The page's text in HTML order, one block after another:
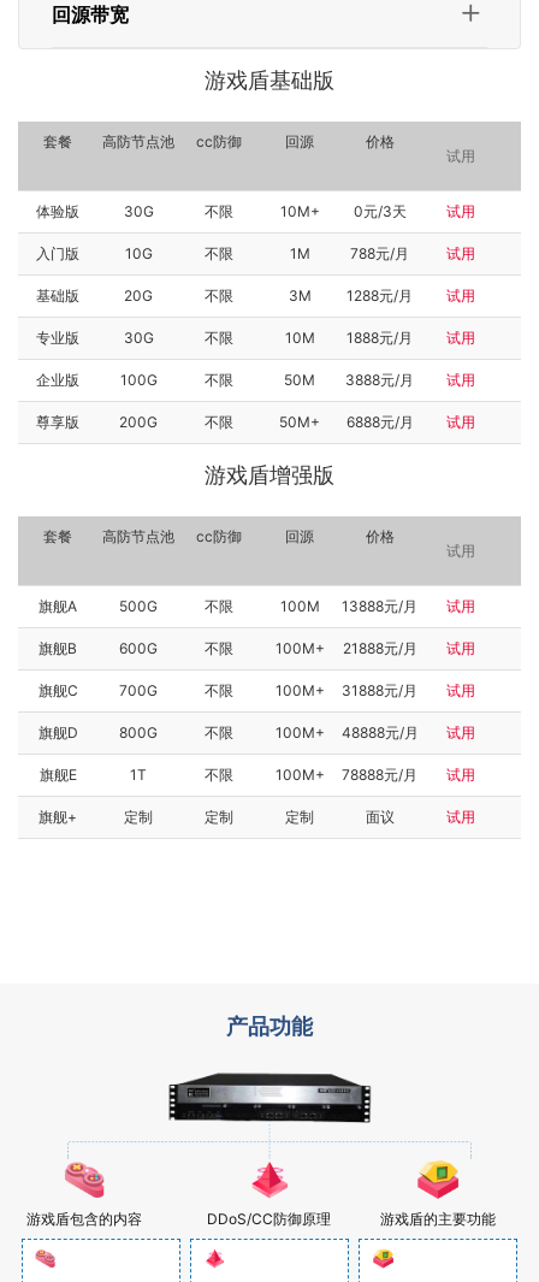
回源带宽
游戏盾基础版
套餐 高防节点池 cc防御 回源
价格
试用
体验版 30G 不限 10M+ 0元/3天 试用
入门版 10G 不限 1M 788元/月 试用
基础版 20G 不限 3M 1288元/月 试用
专业版 30G 不限 10M 1888元/月 试用
企业版 100G 不限 50M 3888元/月 试用
尊享版 200G 不限 50M+ 6888元/月 试用
游戏盾增强版
套餐 高防节点池 cc防御 回源
价格
试用
旗舰A 500G 不限 100M 13888元/月 试用
旗舰B 600G 不限 100M+ 21888元/月 试用
旗舰C 700G 不限 100M+ 31888元/月 试用
旗舰D 800G 不限 100M+ 48888元/月 试用
旗舰E 1T 不限 100M+ 78888元/月 试用
旗舰+ 定制 定制 定制 面议 试用
产品功能
游戏盾包含的内容 DDoS/CC防御原理 游戏盾的主要功能